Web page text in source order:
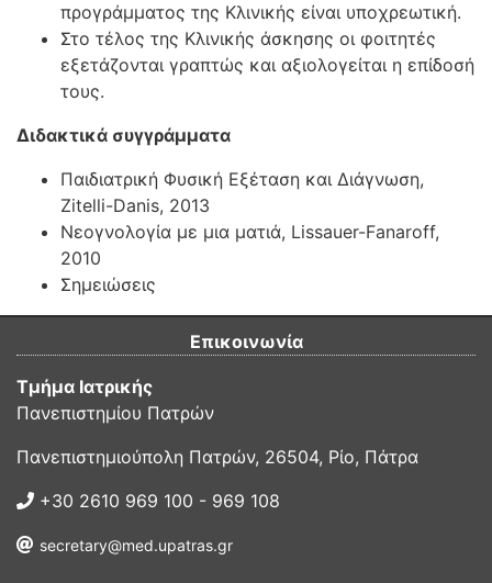
προγράμματος της Κλινικής είναι υποχρεωτική.
Στο τέλος της Κλινικής άσκησης οι φοιτητές
εξετάζονται γραπτώς και αξιολογείται η επίδοσή
τους.
Διδακτικά συγγράμματα
Παιδιατρική Φυσική Εξέταση και Διάγνωση,
Ζitelli-Danis, 2013
Νεογνολογία με μια ματιά, Lissauer-Fanaroff,
2010
Σημειώσεις
Επικοινωνία
Τμήμα Ιατρικής
Πανεπιστημίου Πατρών
Πανεπιστημιούπολη Πατρών, 26504, Ρίο, Πάτρα
+30 2610 969 100 - 969 108
secretary@med.upatras.gr